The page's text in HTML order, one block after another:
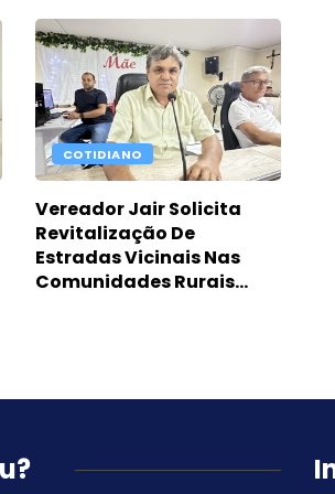
Servidores
COTIDIANO
Vereador Jair Solicita
Revitalização De
Estradas Vicinais Nas
Comunidades Rurais